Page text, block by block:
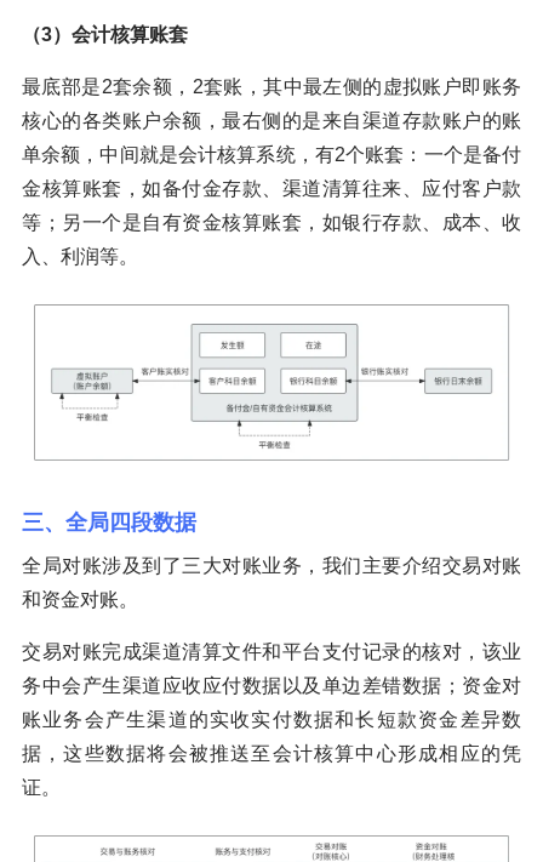
（3）会计核算账套
最底部是2套余额，2套账，其中最左侧的虚拟账户即账务
核心的各类账户余额，最右侧的是来自渠道存款账户的账
单余额，中间就是会计核算系统，有2个账套：一个是备付
金核算账套，如备付金存款、渠道清算往来、应付客户款
等；另一个是自有资金核算账套，如银行存款、成本、收
入、利润等。
三、全局四段数据
全局对账涉及到了三大对账业务，我们主要介绍交易对账
和资金对账。
交易对账完成渠道清算文件和平台支付记录的核对，该业
务中会产生渠道应收应付数据以及单边差错数据；资金对
账业务会产生渠道的实收实付数据和长短款资金差异数
据，这些数据将会被推送至会计核算中心形成相应的凭
证。